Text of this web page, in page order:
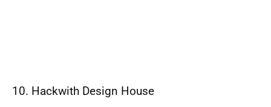
10. Hackwith Design House